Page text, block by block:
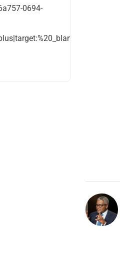
0694-